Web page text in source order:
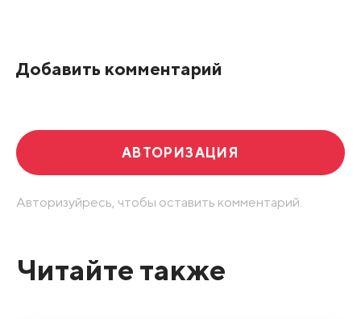
Добавить комментарий
АВТОРИЗАЦИЯ
Авторизуйресь, чтобы оставить комментарий.
Читайте также